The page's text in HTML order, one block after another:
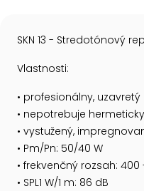
SKN 13 - Stredotónový
Vlastnosti:
• profesionálny, uzavretý
• nepotrebuje
• vystužený,
• Pm/Pn: 50/40 W
• frekvenčný rozsah: 400
• SPL1 W/1 m: 86 dB